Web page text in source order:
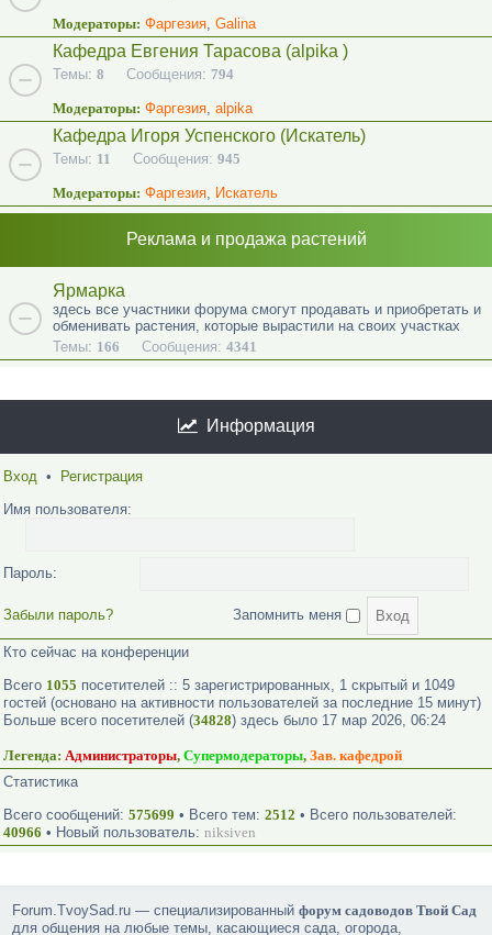
Модераторы: Фаргезия, Galina
Кафедра Евгения Тарасова (alpika )
Темы: 8 Сообщения: 794
Модераторы: Фаргезия, alpika
Кафедра Игоря Успенского (Искатель)
Темы: 11 Сообщения: 945
Модераторы: Фаргезия, Искатель
Реклама и продажа растений
Ярмарка
здесь все участники форума смогут продавать и приобретать и
обменивать растения, которые вырастили на своих участках
Темы: 166 Сообщения: 4341
Информация
Вход •
Регистрация
Имя пользователя:
Пароль:
Забыли пароль? Запомнить меня
Кто сейчас на конференции
Всего 1055 посетителей :: 5 зарегистрированных, 1 скрытый и 1049
гостей (основано на активности пользователей за последние 15 минут)
Больше всего посетителей (34828) здесь было 17 мар 2026, 06:24
Легенда: Администраторы, Супермодераторы, Зав. кафедрой
Статистика
Всего сообщений: 575699 • Всего тем: 2512 • Всего пользователей:
40966 • Новый пользователь: niksiven
Forum.TvoySad.ru — специализированныйфорум садоводов Твой Сад
для общения на любые темы, касающиеся сада, огорода,